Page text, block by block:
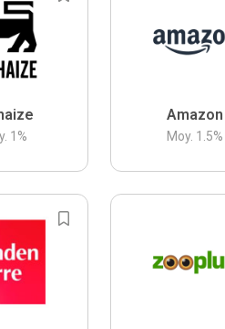
1 %
Amazon
Moy. 1.5%